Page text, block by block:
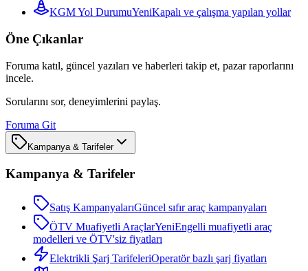
KGM Yol DurumuYeniKapalı ve çalışma yapılan yollar
Öne Çıkanlar
Foruma katıl, güncel yazıları ve haberleri takip et, pazar raporlarını
incele.
Sorularını sor, deneyimlerini paylaş.
Foruma Git
Kampanya & Tarifeler
Kampanya & Tarifeler
Satış KampanyalarıGüncel sıfır araç kampanyaları
ÖTV Muafiyetli AraçlarYeniEngelli muafiyetli araç
modelleri ve ÖTV'siz fiyatları
Elektrikli Şarj TarifeleriOperatör bazlı şarj fiyatları